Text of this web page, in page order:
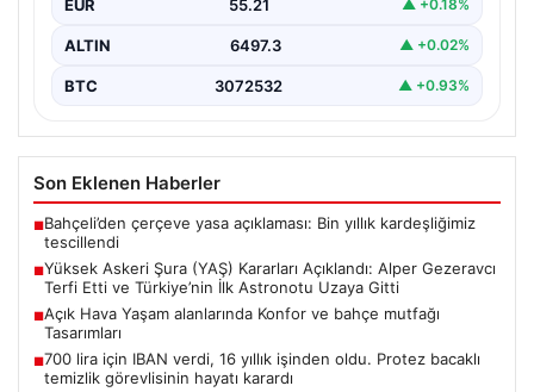
…
EUR 55.21 ▲ +0.18%
ALTIN 6497.3 ▲ +0.02%
BTC 3072532 ▲ +0.93%
Son Eklenen Haberler
■Bahçeli’den çerçeve yasa açıklaması: Bin yıllık kardeşliğimiz
tescillendi
■Yüksek Askeri Şura (YAŞ) Kararları Açıklandı: Alper Gezeravcı
Terfi Etti ve Türkiye’nin İlk Astronotu Uzaya Gitti
■Açık Hava Yaşam alanlarında Konfor ve bahçe mutfağı
Tasarımları
■700 lira için IBAN verdi, 16 yıllık işinden oldu. Protez bacaklı
temizlik görevlisinin hayatı karardı